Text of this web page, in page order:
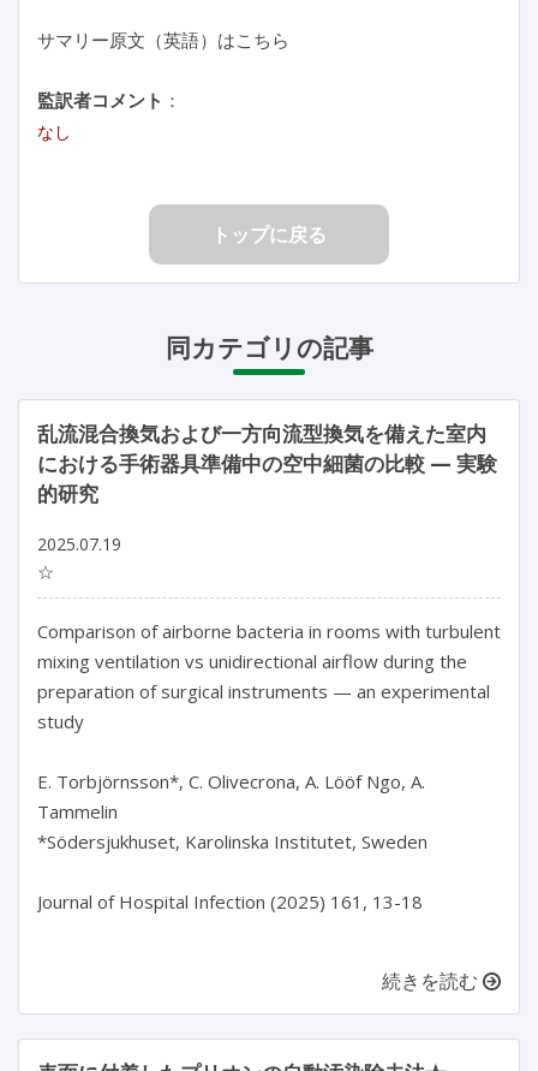
サマリー原文（英語）はこちら
監訳者コメント ：
なし
トップに戻る
同カテゴリの記事
乱流混合換気および一方向流型換気を備えた室内
における手術器具準備中の空中細菌の比較 — 実験
的研究
2025.07.19
☆
Comparison of airborne bacteria in rooms with turbulent
mixing ventilation vs unidirectional airflow during the
preparation of surgical instruments — an experimental
study
E. Torbjörnsson*, C. Olivecrona, A. Lööf Ngo, A.
Tammelin
*Södersjukhuset, Karolinska Institutet, Sweden
Journal of Hospital Infection (2025) 161, 13-18
続きを読む